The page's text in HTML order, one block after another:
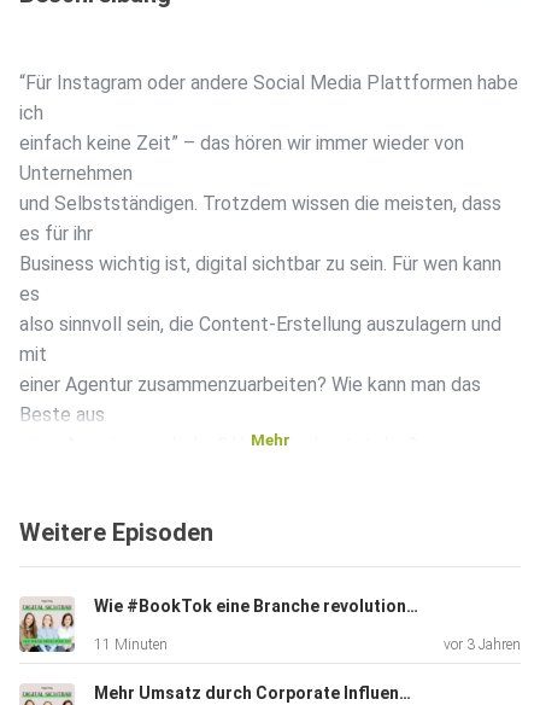
“Für Instagram oder andere Social Media Plattformen habe
ich
einfach keine Zeit” – das hören wir immer wieder von
Unternehmen
und Selbstständigen. Trotzdem wissen die meisten, dass
es für ihr
Business wichtig ist, digital sichtbar zu sein. Für wen kann
es
also sinnvoll sein, die Content-Erstellung auszulagern und
mit
einer Agentur zusammenzuarbeiten? Wie kann man das
Beste aus
einer Agentur rausholen? Und: Was kostet das?
Mehr
Weitere Episoden
Wie #BookTok eine Branche revolutioniert
11 Minuten vor 3 Jahren
Mehr Umsatz durch Corporate Influencer?